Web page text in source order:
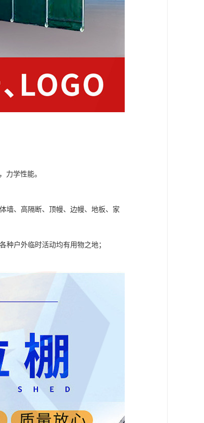
力学性能。
墙、高隔断、顶幔、边幔、地板、家
种户外临时活动均有用物之地；